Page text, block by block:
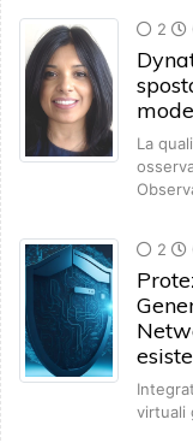
2
La
2
virtuali